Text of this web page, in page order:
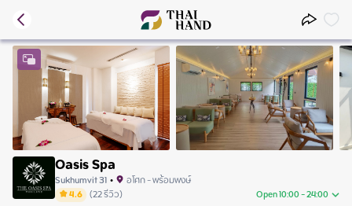
Oasis Spa
Sukhumvit 31• อโศก - พร้อมพงษ์
4.6 (22รีวิว) Open 10:00 - 24:00